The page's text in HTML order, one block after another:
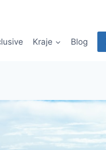
Kraje Blog